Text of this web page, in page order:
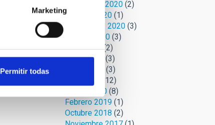
Marketing
Permitir todas
Noviembre 2020(2)
Octubre 2020(1)
Septiembre 2020(3)
Agosto 2020(3)
Julio 2020(2)
Junio 2020
(3)
(3)
(12)
Marzo 2020(8)
Febrero 2019(1)
Octubre 2018 (2)